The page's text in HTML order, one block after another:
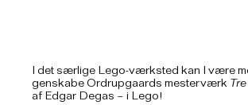
I det særlige Lego-værksted kan I være
genskabe Ordrupgaards mesterværk
af Edgar Degas – i Lego!